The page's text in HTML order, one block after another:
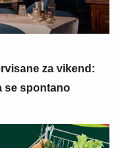
za vikend:
se spontano